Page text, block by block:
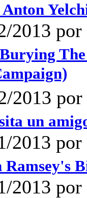
Anton
2013
2013
un
2013
Ramsey's
2013